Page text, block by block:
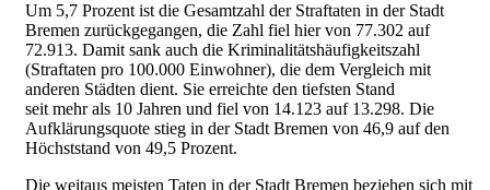
Um 5,7 Prozent ist die Gesamtzahl der Straftaten in der Stadt
Bremen zurückgegangen, die Zahl fiel hier von 77.302 auf
72.913. Damit sank auch die Kriminalitätshäufigkeitszahl
(Straftaten pro 100.000 Einwohner), die dem Vergleich mit
anderen Städten dient. Sie erreichte den tiefsten Stand
seit mehr als 10 Jahren und fiel von 14.123 auf 13.298. Die
Aufklärungsquote stieg in der Stadt Bremen von 46,9 auf den
Höchststand von 49,5 Prozent.
Die weitaus meisten Taten in der Stadt Bremen beziehen sich mit